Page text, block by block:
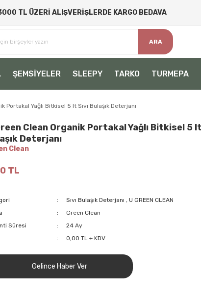
TL ÜZERİ ALIŞVERİŞLERDE KARGO BEDAVA
ARA
ŞEMSİYELER SLEEPY TARKO TURMEPA
Portakal Yağlı Bitkisel 5 lt Sıvı Bulaşık Deterjanı
Clean Organik Portakal Yağlı Bitkisel 5 lt
Deterjanı
Clean
TL
Sıvı Bulaşık Deterjanı ,U GREEN CLEAN
Green Clean
Süresi
24 Ay
0,00 TL + KDV
Gelince Haber Ver